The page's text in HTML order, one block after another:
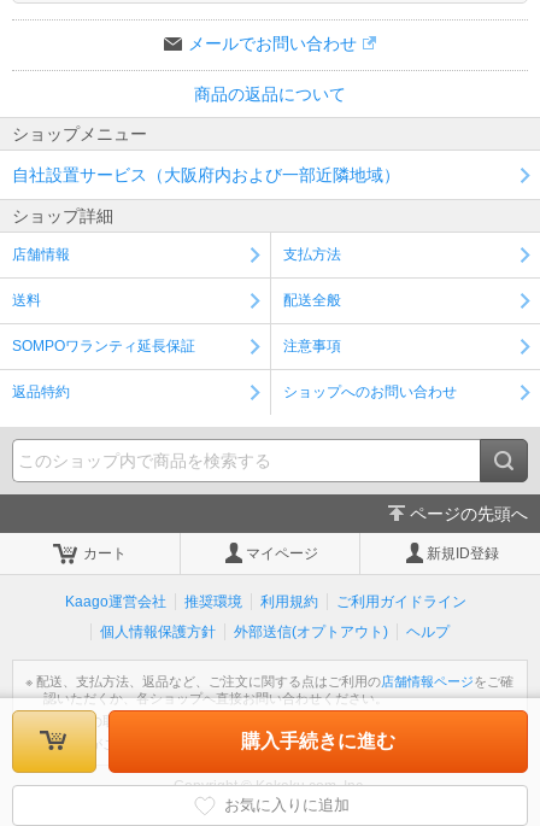
メールでお問い合わせ
商品の返品について
ショップメニュー
自社設置サービス（大阪府内および一部近隣地域）
ショップ詳細
店舗情報 支払方法
送料 配送全般
SOMPOワランティ延長保証 注意事項
返品特約 ショップへのお問い合わせ
購入手続きに進む
お気に入りに追加
ページの先頭へ
カート マイページ 新規ID登録
Kaago運営会社 推奨環境 利用規約
ご利用ガイドライン
個人情報保護方針
外部送信(オプトアウト) ヘルプ
※ 配送、支払方法、返品など、ご注文に関する点はご利用の店舗情報ページをご確
認いただくか、各ショップへ直接お問い合わせください。
※ 個人情報の取扱いについては
※ 不明な点がございましたら
をご覧ください。
Copyright © Kakaku.com, Inc.
All Rights Reserved.